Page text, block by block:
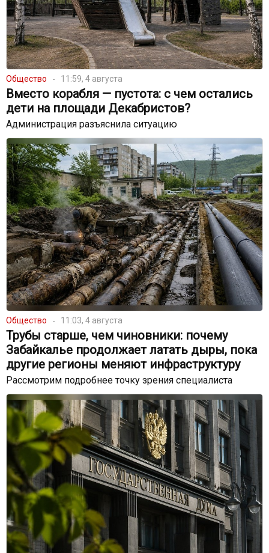
Общество 11:59, 4 августа
Вместо корабля — пустота: с чем остались
дети на площади Декабристов?
Администрация разъяснила ситуацию
Общество 11:03, 4 августа
Трубы старше, чем чиновники: почему
Забайкалье продолжает латать дыры, пока
другие регионы меняют инфраструктуру
Рассмотрим подробнее точку зрения специалиста